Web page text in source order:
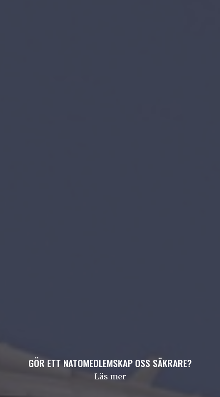
GÖR ETT NATOMEDLEMSKAP OSS SÄKRARE?
Läs mer